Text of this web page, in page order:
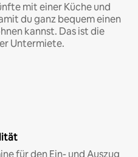
mit einer Küche und
du ganz bequem einen
kannst. Das ist die
Untermiete.
für den Ein- und Auszug